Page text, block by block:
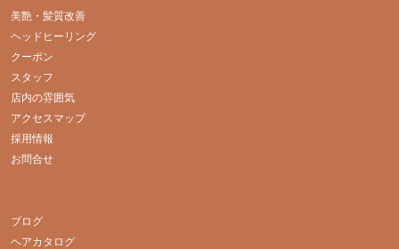
美艶・髪質改善
ヘッドヒーリング
クーポン
スタッフ
店内の雰囲気
アクセスマップ
採用情報
お問合せ
ブログ
ヘアカタログ